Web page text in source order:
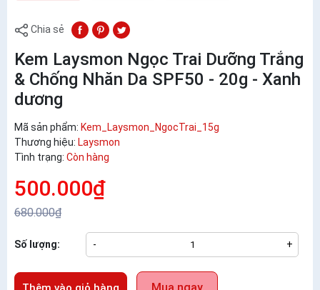
Chia sẻ
Kem Laysmon Ngọc Trai Dưỡng Trắng
& Chống Nhăn Da SPF50 - 20g - Xanh
dương
Mã sản phẩm: Kem_Laysmon_NgocTrai_15g
Thương hiệu: Laysmon
Tình trạng: Còn hàng
500.000₫
680.000₫
Số lượng: - +
Mua ngay